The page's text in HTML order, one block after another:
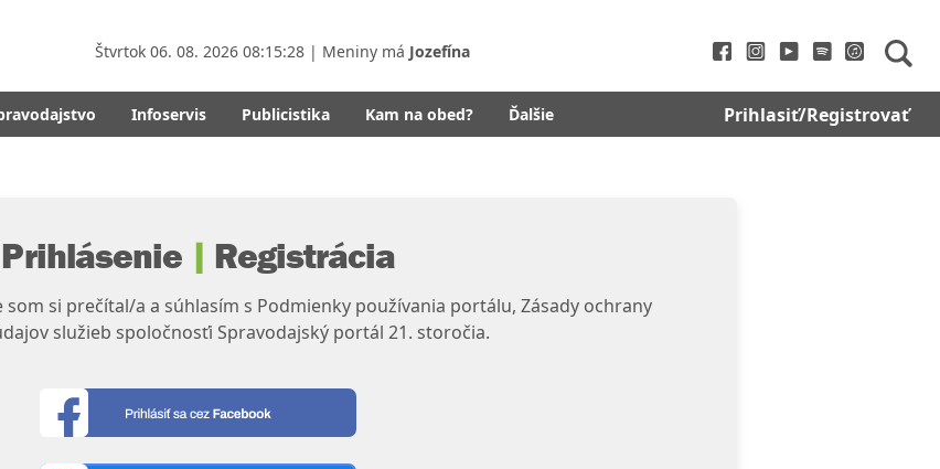
Štvrtok 06. 08. 2026 08:15:28 | Meniny má Jozefína
Infoservis Publicistika Kam na obed? Ďalšie Prihlasiť/Registrovať
Prihlásenie | Registrácia
si prečítal/a a súhlasím s Podmienky používania portálu, Zásady ochrany
služieb spoločnosťi Spravodajský portál 21. storočia.